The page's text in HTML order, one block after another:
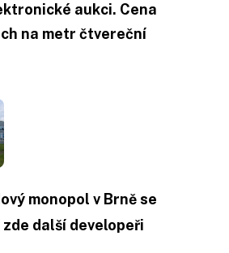
aukci. Cena
na metr čtvereční
monopol v Brně se
další developeři